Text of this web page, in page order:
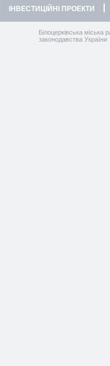
ІНВЕСТИЦІЙНІ ПРОЕКТИ
Білоцерківська міська
законодавства України